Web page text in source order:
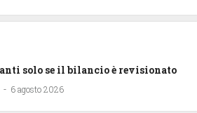
solo se il bilancio è revisionato
- 6 agosto 2026